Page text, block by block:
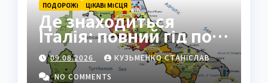
ПОДОРОЖІ ЦІКАВІ МІСЦЯ
Де знаходиться
Італія: повний гід по
географії країни
09.08.2026
КУЗЬМЕНКО СТАНІСЛАВ
NO COMMENTS